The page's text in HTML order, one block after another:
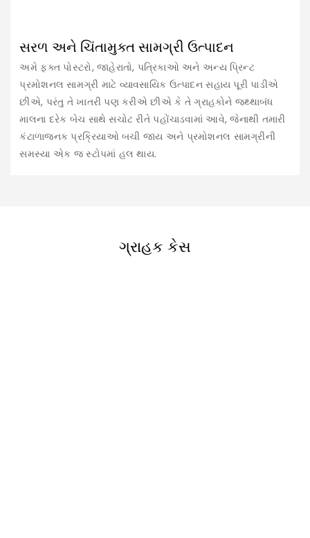
સરળ અને ચિંતામુક્ત સામગ્રી ઉત્પાદન
અમે ફક્ત પોસ્ટરો, જાહેરાતો, પત્રિકાઓ અને અન્ય પ્રિન્ટ
પ્રમોશનલ સામગ્રી માટે વ્યાવસાયિક ઉત્પાદન સહાય પૂરી પાડીએ
છીએ, પરંતુ તે ખાતરી પણ કરીએ છીએ કે તે ગ્રાહકોને જથ્થાબંધ
માલના દરેક બેચ સાથે સચોટ રીતે પહોંચાડવામાં આવે, જેનાથી તમારી
કંટાળાજનક પ્રક્રિયાઓ બચી જાય અને પ્રમોશનલ સામગ્રીની
સમસ્યા એક જ સ્ટોપમાં હલ થાય.
ગ્રાહક કેસ